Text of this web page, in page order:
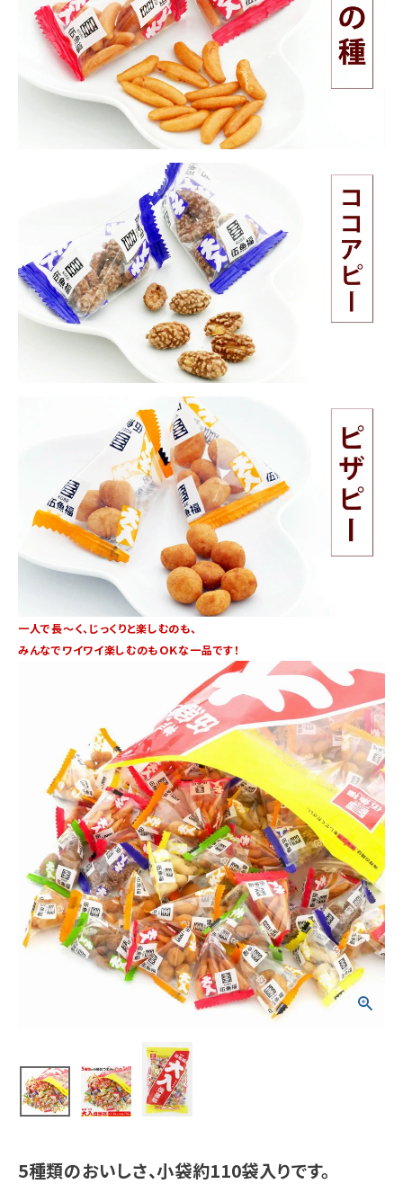
一人で長～く、じっくりと楽しむのも、
みんなでワイワイ楽しむのもＯＫな一品です！
5種類のおいしさ、小袋約110袋入りです。